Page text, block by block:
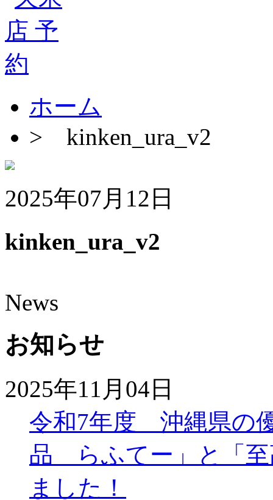
ホーム
> kinken_ura_v2
2025年07月12日
kinken_ura_v2
News
お知らせ
2025年11月04日
令和7年度 沖縄県の
品 らふてー」と「
ました！